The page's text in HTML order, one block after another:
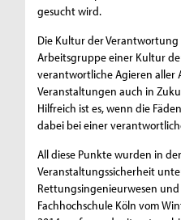
gesucht wird.
Die Kultur der
Arbeitsgruppe einer Kultur
verantwortliche Agieren aller
Veranstaltungen auch in
Hilfreich ist es, wenn die
dabei bei einer
All diese Punkte wurden in
Veranstaltungssicherheit
Rettungsingenieurwesen
Fachhochschule Köln vom